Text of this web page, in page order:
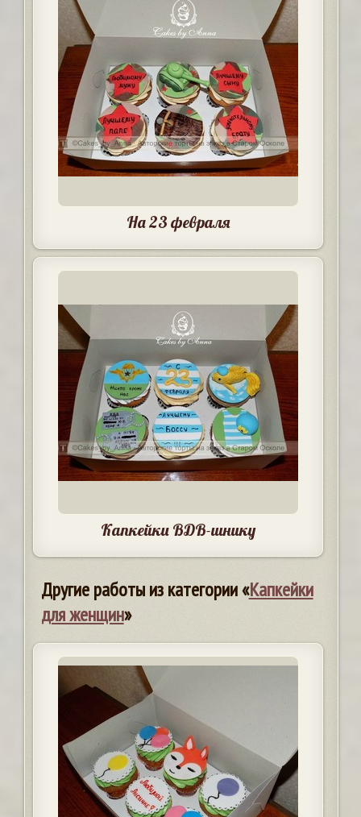
На 23 февраля
Капкейки ВДВ-шнику
Другие работы из категории «Капкейки
для женщин»